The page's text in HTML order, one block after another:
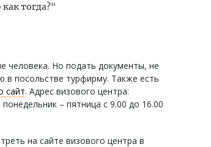
тогда?"
человека. Но подать документы, не
в посольстве турфирму. Также есть
сайт. Адрес визового центра:
– пятница с 9.00 до 16.00
на сайте визового центра в
Юрий
когда рынок